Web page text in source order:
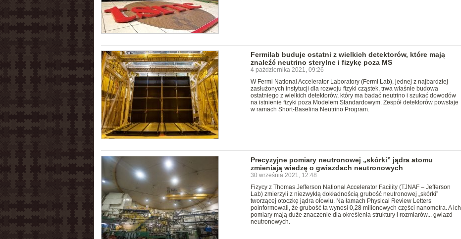
Fermilab buduje ostatni z wielkich detektorów, które mają
znaleźć neutrino sterylne i fizykę poza MS
4 października 2021, 09:26
W Fermi National Accelerator Laboratory (Fermi Lab), jednej z najbardziej
zasłużonych instytucji dla rozwoju fizyki cząstek, trwa właśnie budowa
ostatniego z wielkich detektorów, który ma badać neutrino i szukać dowodów
na istnienie fizyki poza Modelem Standardowym. Zespół detektorów powstaje
w ramach Short-Baselina Neutrino Program.
Precyzyjne pomiary neutronowej „skórki” jądra atomu
zmieniają wiedzę o gwiazdach neutronowych
30 września 2021, 12:48
Fizycy z Thomas Jefferson National Accelerator Facility (TJNAF – Jefferson
Lab) zmierzyli z niezwykłą dokładnością grubość neutronowej „skórki”
tworzącej otoczkę jądra ołowiu. Na łamach Physical Review Letters
poinformowali, że grubość ta wynosi 0,28 milionowych części nanometra. A ich
pomiary mają duże znaczenie dla określenia struktury i rozmiarów... gwiazd
neutronowych.